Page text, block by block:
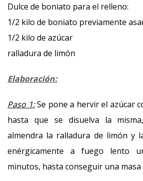
Dulce de boniato para el relleno:
1/2 kilo de boniato previamente
1/2 kilo de azúcar
ralladura de limón
Elaboración:
Paso 1:Se pone a hervir el azúcar
hasta que se disuelva la
almendra la ralladura de limón y
enérgicamente a fuego lento
minutos, hasta conseguir una masa